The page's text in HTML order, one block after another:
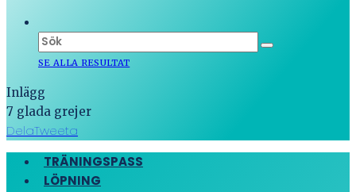
SE ALLA RESULTAT
Inlägg
7 glada grejer
DelaTweeta
TRÄNINGSPASS
LÖPNING